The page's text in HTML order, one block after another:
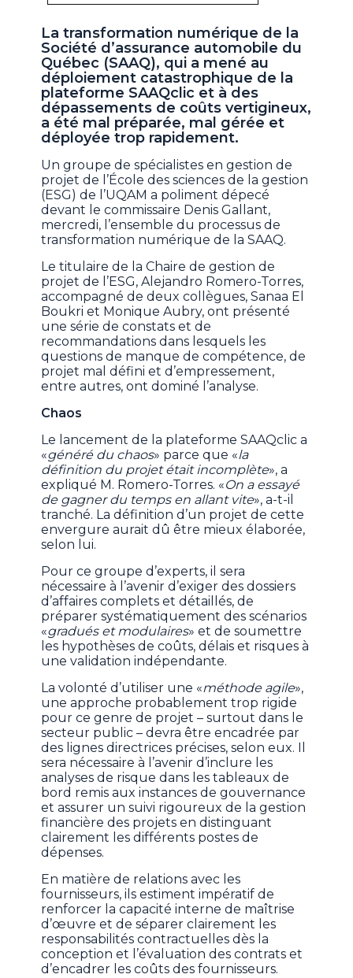
La transformation numérique de la
Société d’assurance automobile du
Québec (SAAQ), qui a mené au
déploiement catastrophique de la
plateforme SAAQclic et à des
dépassements de coûts vertigineux,
a été mal préparée, mal gérée et
déployée trop rapidement.
Un groupe de spécialistes en gestion de
projet de l’École des sciences de la gestion
(ESG) de l’UQAM a poliment dépecé
devant le commissaire Denis Gallant,
mercredi, l’ensemble du processus de
transformation numérique de la SAAQ.
Le titulaire de la Chaire de gestion de
projet de l’ESG, Alejandro Romero-Torres,
accompagné de deux collègues, Sanaa El
Boukri et Monique Aubry, ont présenté
une série de constats et de
recommandations dans lesquels les
questions de manque de compétence, de
projet mal défini et d’empressement,
entre autres, ont dominé l’analyse.
Chaos
Le lancement de la plateforme SAAQclic a
«généré du chaos» parce que «la
définition du projet était incomplète», a
expliqué M. Romero-Torres. «On a essayé
de gagner du temps en allant vite», a-t-il
tranché. La définition d’un projet de cette
envergure aurait dû être mieux élaborée,
selon lui.
Pour ce groupe d’experts, il sera
nécessaire à l’avenir d’exiger des dossiers
d’affaires complets et détaillés, de
préparer systématiquement des scénarios
«gradués et modulaires» et de soumettre
les hypothèses de coûts, délais et risques à
une validation indépendante.
La volonté d’utiliser une «méthode agile»,
une approche probablement trop rigide
pour ce genre de projet – surtout dans le
secteur public – devra être encadrée par
des lignes directrices précises, selon eux. Il
sera nécessaire à l’avenir d’inclure les
analyses de risque dans les tableaux de
bord remis aux instances de gouvernance
et assurer un suivi rigoureux de la gestion
financière des projets en distinguant
clairement les différents postes de
dépenses.
En matière de relations avec les
fournisseurs, ils estiment impératif de
renforcer la capacité interne de maîtrise
d’œuvre et de séparer clairement les
responsabilités contractuelles dès la
conception et l’évaluation des contrats et
d’encadrer les coûts des fournisseurs.